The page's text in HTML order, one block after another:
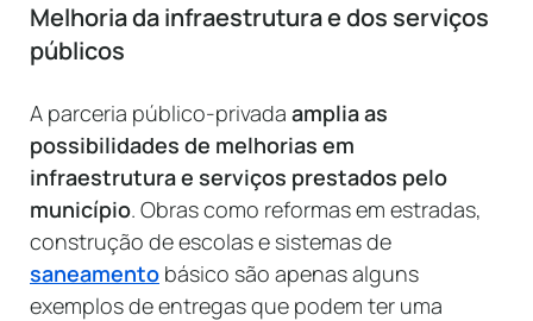
Melhoria da infraestrutura e dos serviços
públicos
A parceria público-privada amplia as
possibilidades de melhorias em
infraestrutura e serviços prestados pelo
município. Obras como reformas em estradas,
construção de escolas e sistemas de
saneamento básico são apenas alguns
exemplos de entregas que podem ter uma